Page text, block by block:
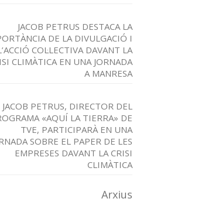
JACOB PETRUS DESTACA LA
DE LA DIVULGACIÓ I
COL·LECTIVA DAVANT LA
CLIMÀTICA EN UNA JORNADA
A MANRESA
JACOB PETRUS, DIRECTOR DEL
«AQUÍ LA TIERRA» DE
TVE, PARTICIPARÀ EN UNA
SOBRE EL PAPER DE LES
EMPRESES DAVANT LA CRISI
CLIMÀTICA
Arxius